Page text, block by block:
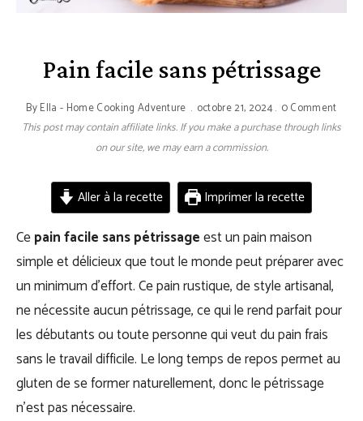
Pain facile sans pétrissage
ByElla - Home Cooking Adventure octobre 21, 2024 0 Comment
This post may contain affiliate links. If you make a purchase through links
on our site, we may earn a commission.
Aller à la recette Imprimer la recette
Cepain facile sans pétrissageest un pain maison
simple et délicieux que tout le monde peut préparer avec
un minimum d’effort. Ce pain rustique, de style artisanal,
ne nécessite aucun pétrissage, ce qui le rend parfait pour
les débutants ou toute personne qui veut du pain frais
sans le travail difficile. Le long temps de repos permet au
gluten de se former naturellement, donc le pétrissage
n’est pas nécessaire.